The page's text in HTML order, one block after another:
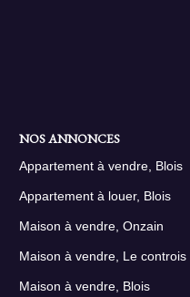
NOS ANNONCES
Appartement à vendre, Blois
Appartement à louer, Blois
Maison à vendre, Onzain
Maison à vendre, Le controis
Maison à vendre, Blois